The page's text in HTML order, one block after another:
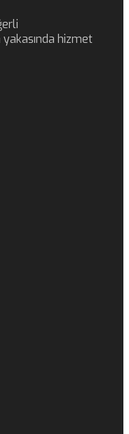
hizmet